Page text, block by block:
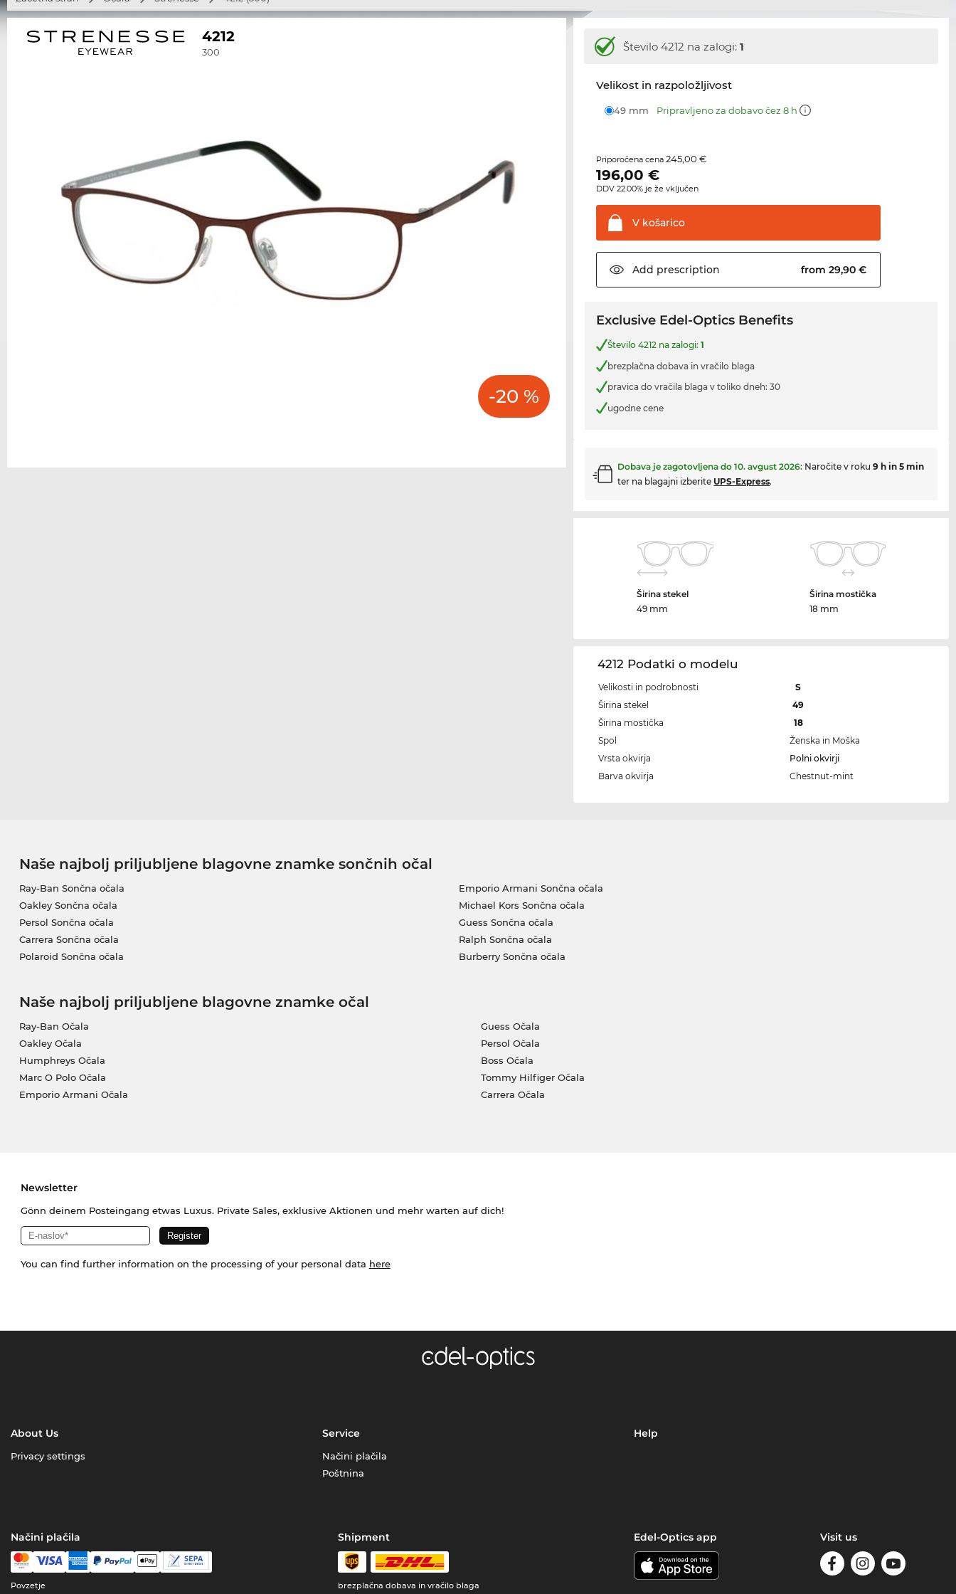
4212
300
-20 %
Število 4212 na zalogi:1
Velikost in razpoložljivost
49 mm Pripravljeno za dobavo čez 8 h
Priporočena cena245,00 €
196,00 €
DDV 22.00% je že vključen
V košarico
Add prescription from 29,90 €
Exclusive Edel-Optics Benefits
Število 4212 na zalogi:1
brezplačna dobava in vračilo blaga
pravica do vračila blaga v toliko dneh: 30
ugodne cene
Dobava je zagotovljena do10. avgust 2026: Naročite v roku9 h in 5 min
ter na blagajni izberite UPS-Express.
Širina stekel
49 mm
Širina mostička
18 mm
4212 Podatki o modelu
Velikosti in podrobnosti
S
Širina stekel
49
Širina mostička
18
Spol
Ženska in Moška
Vrsta okvirja
Polni okvirji
Barva okvirja
Chestnut-mint
Naše najbolj priljubljene blagovne znamke sončnih očal
Ray-Ban Sončna očala
Oakley Sončna očala
Persol Sončna očala
Carrera Sončna očala
Polaroid Sončna očala
Emporio Armani Sončna očala
Michael Kors Sončna očala
Guess Sončna očala
Ralph Sončna očala
Burberry Sončna očala
Naše najbolj priljubljene blagovne znamke očal
Ray-Ban Očala
Oakley Očala
Humphreys Očala
Marc O Polo Očala
Emporio Armani Očala
Guess Očala
Persol Očala
Boss Očala
Tommy Hilfiger Očala
Carrera Očala
Newsletter
Gönn deinem Posteingang etwas Luxus. Private Sales, exklusive Aktionen und mehr warten auf dich!
You can find further information on the processing of your personal data here
About Us
Privacy settings
Service
Načini plačila
Poštnina
Help
Načini plačila
Povzetje
Shipment
brezplačna dobava in vračilo blaga
Edel-Optics app Visit us